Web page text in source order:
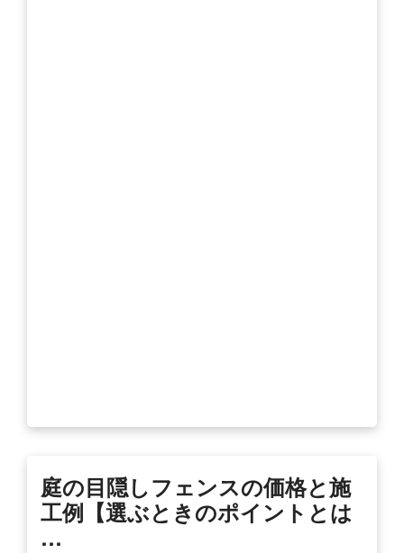
庭の目隠しフェンスの価格と施
工例【選ぶときのポイントとは
…